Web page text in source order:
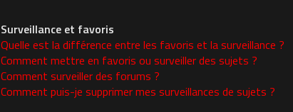
Surveillance et favoris
Quelle est la différence entre les favoris et la surveillance ?
Comment mettre en favoris ou surveiller des sujets ?
Comment surveiller des forums ?
Comment puis-je supprimer mes surveillances de sujets ?